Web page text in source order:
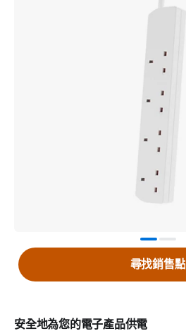
安全地為您的電子產品供電
尋找銷售點